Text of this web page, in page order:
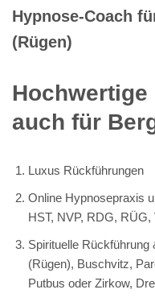
Hypnose-Coach
(Rügen)
auch für
Luxus Rückführungen
Online Hypnosepraxis
HST, NVP, RDG, RÜG,
Spirituelle
(Rügen), Buschvitz,
Putbus oder Zirkow,